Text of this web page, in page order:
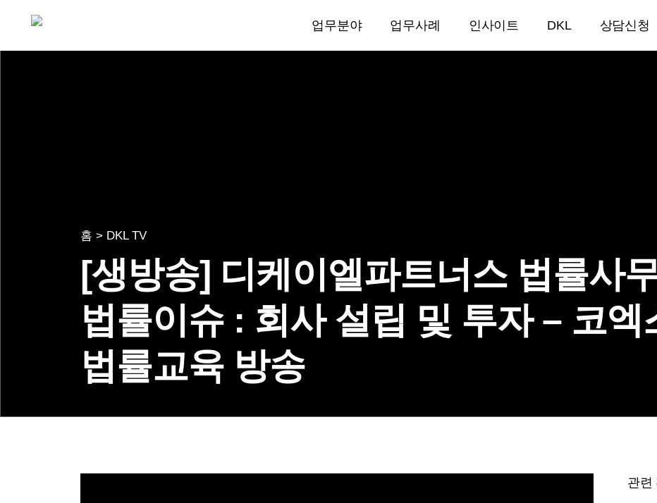
업무분야 업무사례 인사이트 DKL 상담신청
홈 > DKL TV
[생방송] 디케이엘파트너스 법률사
법률이슈 : 회사 설립 및 투자 – 코엑
법률교육 방송
관련